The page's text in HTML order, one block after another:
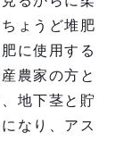
ょうど堆肥
に使用する
農家の方と
地下茎と貯
なり、アス